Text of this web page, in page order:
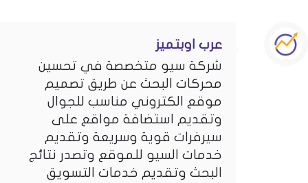
عرب اوبتميز
شركة سيو متخصصة في تحسين
محركات البحث عن طريق تصميم
موقع الكتروني مناسب للجوال
وتقديم استضافة مواقع على
سيرفرات قوية وسريعة وتقديم
خدمات السيو للموقع وتصدر نتائج
البحث وتقديم خدمات التسويق